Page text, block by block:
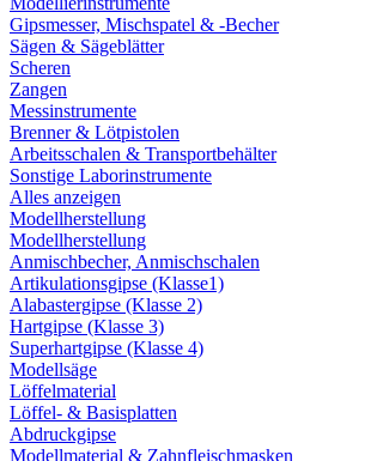
Gipsmesser, Mischspatel & -Becher
Sägen & Sägeblätter
Scheren
Zangen
Messinstrumente
Brenner & Lötpistolen
Arbeitsschalen & Transportbehälter
Sonstige Laborinstrumente
Alles anzeigen
Modellherstellung
Modellherstellung
Anmischbecher, Anmischschalen
Artikulationsgipse (Klasse1)
Alabastergipse (Klasse 2)
Hartgipse (Klasse 3)
Superhartgipse (Klasse 4)
Modellsäge
Löffelmaterial
Löffel- & Basisplatten
Abdruckgipse
Modellmaterial & Zahnfleischmasken